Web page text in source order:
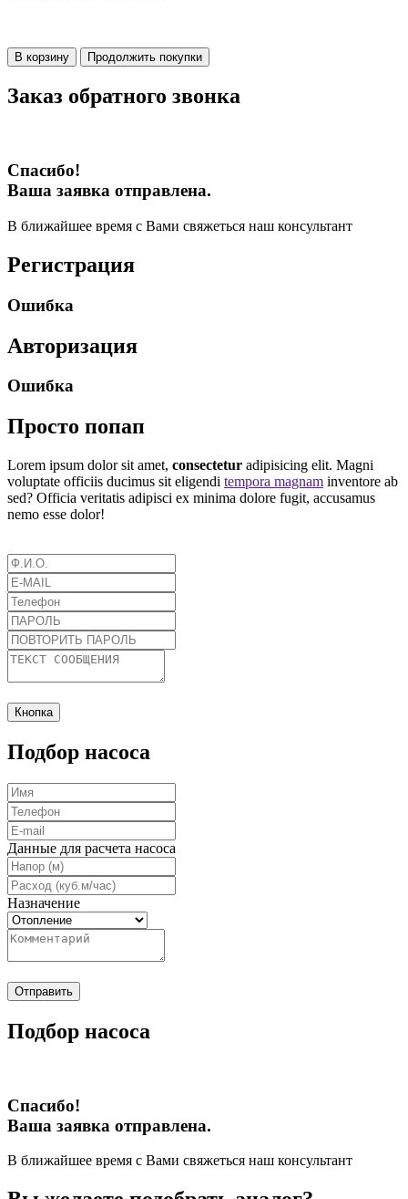
В корзину Продолжить покупки
Заказ обратного звонка
Спасибо!
Ваша заявка отправлена.
В ближайшее время с Вами свяжеться наш консультант
Регистрация
Ошибка
Авторизация
Ошибка
Просто попап
Lorem ipsum dolor sit amet, consectetur adipisicing elit. Magni
voluptate officiis ducimus sit eligendi tempora magnam inventore ab
sed? Officia veritatis adipisci ex minima dolore fugit, accusamus
nemo esse dolor!
Кнопка
Подбор насоса
Данные для расчета насоса
Назначение
Отправить
Подбор насоса
Спасибо!
Ваша заявка отправлена.
В ближайшее время с Вами свяжеться наш консультант